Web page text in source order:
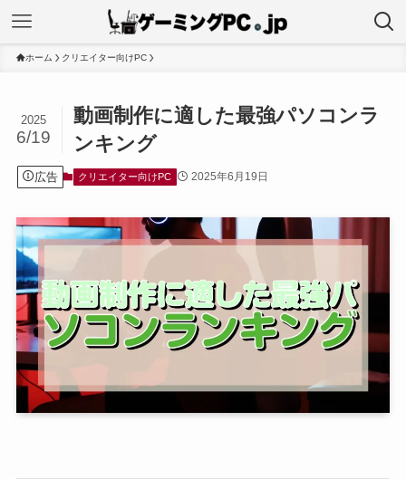
ホーム クリエイター向けPC
動画制作に適した最強パソコンラ
ンキング
2025
6/19
広告 クリエイター向けPC 2025年6月19日